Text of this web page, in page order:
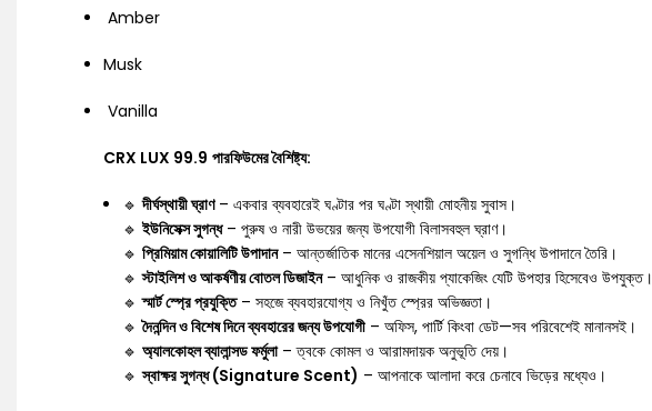
Amber
Musk
Vanilla
CRX LUX 99.9 পারফিউমের বৈশিষ্ট্য:
🔹দীর্ঘস্থায়ী ঘ্রাণ– একবার ব্যবহারেই ঘণ্টার পর ঘণ্টা স্থায়ী মোহনীয় সুবাস।
🔹ইউনিসেক্স সুগন্ধ– পুরুষ ও নারী উভয়ের জন্য উপযোগী বিলাসবহুল ঘ্রাণ।
🔹 প্রিমিয়াম কোয়ালিটি উপাদান– আন্তর্জাতিক মানের এসেনশিয়াল অয়েল ও সুগন্ধি উপাদানে তৈরি।
🔹স্টাইলিশ ও আকর্ষণীয় বোতল ডিজাইন– আধুনিক ও রাজকীয় প্যাকেজিং যেটি উপহার হিসেবেও উপযুক্ত।
🔹স্মার্ট স্প্রে প্রযুক্তি– সহজে ব্যবহারযোগ্য ও নিখুঁত স্প্রের অভিজ্ঞতা।
🔹দৈনন্দিন ও বিশেষ দিনে ব্যবহারের জন্য উপযোগী – অফিস, পার্টি কিংবা ডেট—সব পরিবেশেই মানানসই।
🔹 অ্যালকোহল ব্যালান্সড ফর্মুলা– ত্বকে কোমল ও আরামদায়ক অনুভূতি দেয়।
🔹স্বাক্ষর সুগন্ধ (Signature Scent) – আপনাকে আলাদা করে চেনাবে ভিড়ের মধ্যেও।